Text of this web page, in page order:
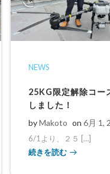
NEWS
25KG限定解除コー
しました！
byMakoto on 6月 1,
6/1より、２５ […]
続きを読む